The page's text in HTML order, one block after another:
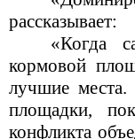
рассказывает:
«Когда
кормовой
лучшие
площадки,
конфликта